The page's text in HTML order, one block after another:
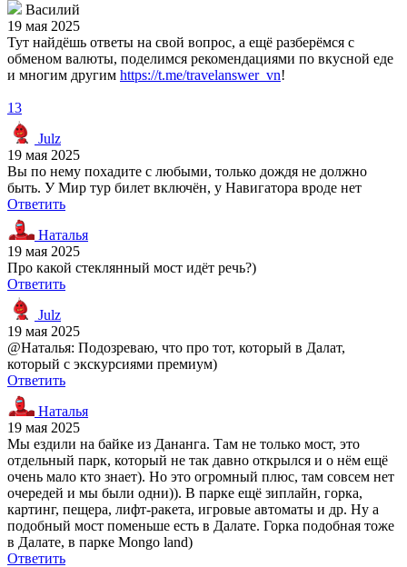
Василий
19 мая 2025
Тут найдёшь ответы на свой вопрос, а ещё разберёмся с
обменом валюты, поделимся рекомендациями по вкусной еде
и многим другим https://t.me/travelanswer_vn!
13
Julz
19 мая 2025
Вы по нему похадите с любыми, только дождя не должно
быть. У Мир тур билет включён, у Навигатора вроде нет
Ответить
Наталья
19 мая 2025
Про какой стеклянный мост идёт речь?)
Ответить
Julz
19 мая 2025
@Наталья: Подозреваю, что про тот, который в Далат,
который с экскурсиями премиум)
Ответить
Наталья
19 мая 2025
Мы ездили на байке из Дананга. Там не только мост, это
отдельный парк, который не так давно открылся и о нём ещё
очень мало кто знает). Но это огромный плюс, там совсем нет
очередей и мы были одни)). В парке ещё зиплайн, горка,
картинг, пещера, лифт-ракета, игровые автоматы и др. Ну а
подобный мост поменьше есть в Далате. Горка подобная тоже
в Далате, в парке Mongo land)
Ответить